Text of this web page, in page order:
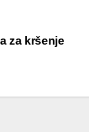
za kršenje